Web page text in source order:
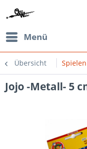
Menü
Übersicht
Jojo -Metall- 5